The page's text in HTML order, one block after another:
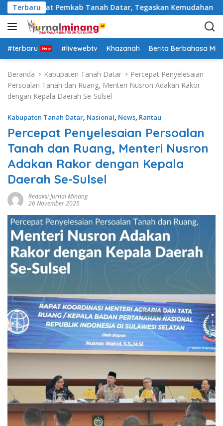
a
g
u
Terbaru
Pejabat Pemkab Tanah Datar, Tegaskan Kemudahan Izin
#terbaru #livewebtv Khazanah Berita Berbahasa
Beranda Kabupaten Tanah Datar
Percepat Penyelesaian
Persoalan Tanah dan Ruang, Menteri Nusron Adakan Rakor
dengan Kepala Daerah Se-Sulsel
Kabupaten Tanah Datar, Nasional, News, Rantau
Percepat Penyelesaian Persoalan
Tanah dan Ruang, Menteri Nusron
Adakan Rakor dengan Kepala
Daerah Se-Sulsel
Redaksi Jurnal Minang
26 November 2025